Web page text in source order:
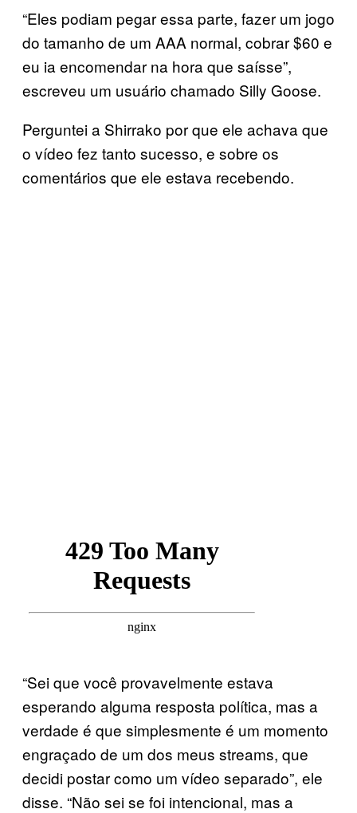
“Eles podiam pegar essa parte, fazer um jogo
do tamanho de um AAA normal, cobrar $60 e
eu ia encomendar na hora que saísse”,
escreveu um usuário chamado Silly Goose.
Perguntei a Shirrako por que ele achava que
o vídeo fez tanto sucesso, e sobre os
comentários que ele estava recebendo.
“Sei que você provavelmente estava
esperando alguma resposta política, mas a
verdade é que simplesmente é um momento
engraçado de um dos meus streams, que
decidi postar como um vídeo separado”, ele
disse. “Não sei se foi intencional, mas a